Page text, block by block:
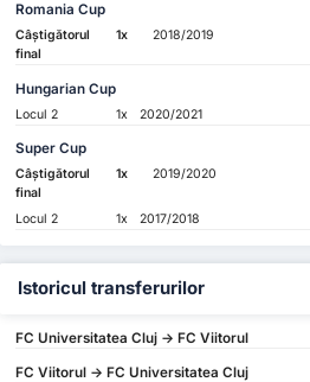
Romania Cup
Câștigătorul
final
1x 2018/2019
Hungarian Cup
Locul 2 1x 2020/2021
Super Cup
Câștigătorul
final
1x 2019/2020
Locul 2 1x 2017/2018
Istoricul transferurilor
FC Universitatea Cluj -> FC Viitorul
FC Viitorul -> FC Universitatea Cluj